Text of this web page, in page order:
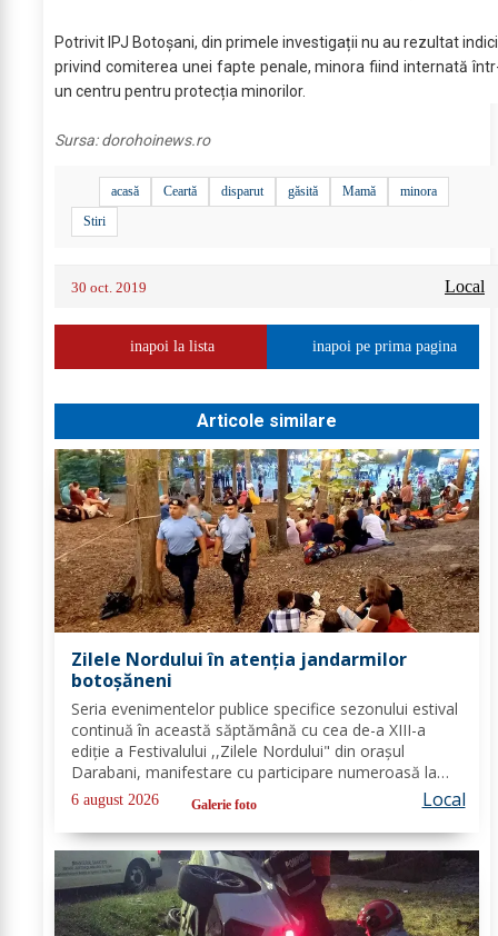
Potrivit IPJ Botoșani, din primele investigații nu au rezultat
privind comiterea unei fapte penale, minora fiind internată
un centru pentru protecția minorilor.
Sursa:dorohoinews.ro
acasă Ceartă disparut găsită Mamă
minora
Stiri
30 oct. 2019 Local
inapoi la lista inapoi pe prima pagina
Articole similare
Zilele Nordului în atenția jandarmilor
botoșăneni
Seria evenimentelor publice specifice sezonului estival
continuă în această săptămână cu cea de-a XIII-a
ediție a Festivalului ,,Zilele Nordului" din orașul
Darabani, manifestare cu participare numeroasă la
care Inspectoratul de Jandarmi Județean Botoșani, în
cooperare cu partenerii instituționali,...
6 august 2026 Galerie foto Local